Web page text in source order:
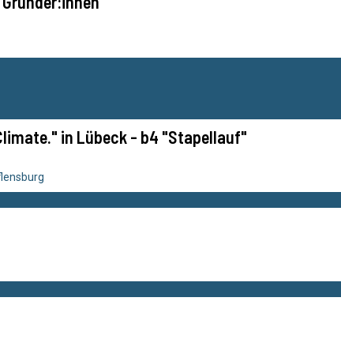
in Lübeck - b4 "Stapellauf"